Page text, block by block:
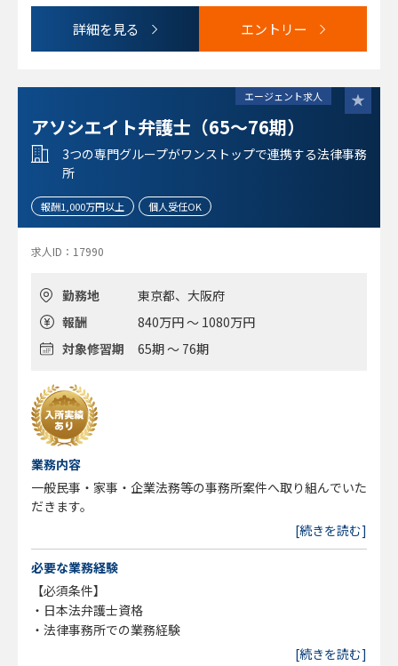
いただける方
・今後一緒に事務所を盛り上げていくことに興味がある方
詳細を見る エントリー
エージェント求人
アソシエイト弁護士（65～76期）
3つの専門グループがワンストップで連携する法律事務
所
報酬1,000万円以上 個人受任OK
求人ID：17990
勤務地
東京都、大阪府
報酬
840万円 ～ 1080万円
対象修習期
65期 ～ 76期
業務内容
一般民事・家事・企業法務等の事務所案件へ取り組んでいた
だきます。
[続きを読む]
必要な業務経験
【必須条件】
・日本法弁護士資格
・法律事務所での業務経験
[続きを読む]